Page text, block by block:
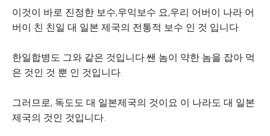
이것이 바로 진정한 보수,우익보수 요,우리 어버이 나라 어
버이 친 친일 대 일본 제국의 전통적 보수 인 것 입니다.
한일합병도 그와 같은 것입니다.쌘 놈이 약한 놈을 잡아 먹
은 것인 것 뿐 인 것입니다.
그러므로, 독도도 대 일본제국의 것이요 이 나라도 대 일본
제국의 것인 것입니다.